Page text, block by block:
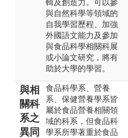
輯及創造力。可以參
與自然科學等領域的
自我學習歷程、加強
外國語文能力及參加
與食品科學相關科展
或小論文研究，將有
助於大學的學習。
與相
關科
系之
異同
食品科學系、營養
系、保健營養學系皆
屬於食品營養相關領
域的科系，但食品科
學系所學著重於食品